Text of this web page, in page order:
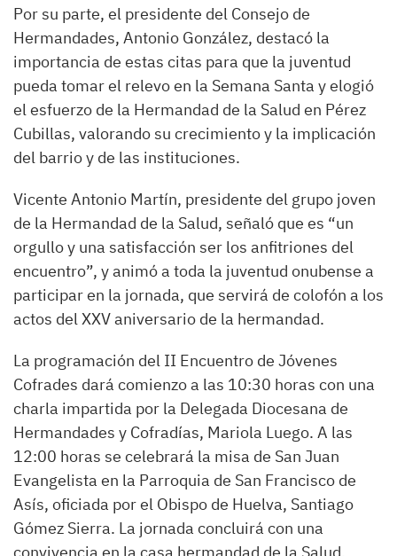
Por su parte, el presidente del Consejo de
Hermandades, Antonio González, destacó la
importancia de estas citas para que la juventud
pueda tomar el relevo en la Semana Santa y elogió
el esfuerzo de la Hermandad de la Salud en Pérez
Cubillas, valorando su crecimiento y la implicación
del barrio y de las instituciones.
Vicente Antonio Martín, presidente del grupo joven
de la Hermandad de la Salud, señaló que es “un
orgullo y una satisfacción ser los anfitriones del
encuentro”, y animó a toda la juventud onubense a
participar en la jornada, que servirá de colofón a los
actos del XXV aniversario de la hermandad.
La programación del II Encuentro de Jóvenes
Cofrades dará comienzo a las 10:30 horas con una
charla impartida por la Delegada Diocesana de
Hermandades y Cofradías, Mariola Luego. A las
12:00 horas se celebrará la misa de San Juan
Evangelista en la Parroquia de San Francisco de
Asís, oficiada por el Obispo de Huelva, Santiago
Gómez Sierra. La jornada concluirá con una
convivencia en la casa hermandad de la Salud,